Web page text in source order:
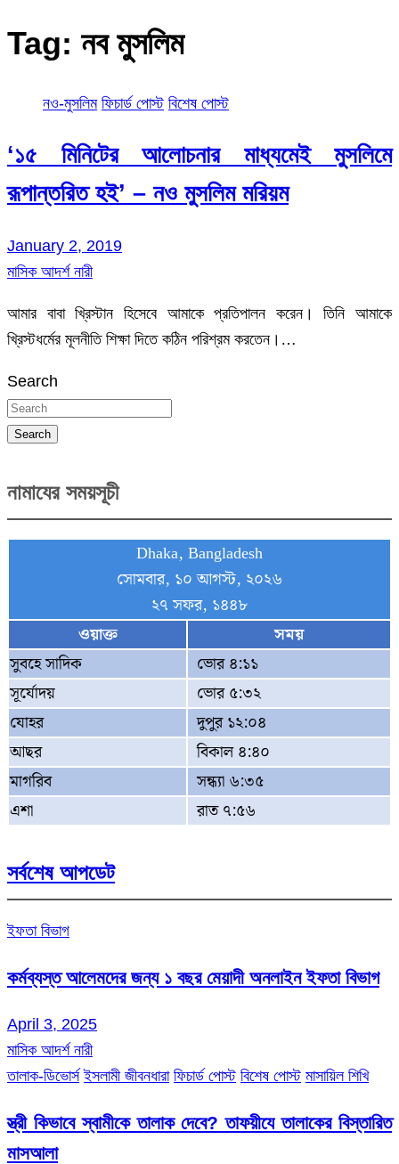
Tag: নব মুসলিম
নও-মুসলিম ফিচার্ড পোস্ট বিশেষ পোস্ট
‘১৫ মিনিটের আলোচনার মাধ্যমেই মুসলিমে
রূপান্তরিত হই’ – নও মুসলিম মরিয়ম
January 2, 2019
মাসিক আদর্শ নারী
আমার বাবা খ্রিস্টান হিসেবে আমাকে প্রতিপালন করেন। তিনি আমাকে
খ্রিস্টধর্মের মূলনীতি শিক্ষা দিতে কঠিন পরিশ্রম করতেন।…
Search
Search
নামাযের সময়সূচী
Dhaka, Bangladesh
সোমবার, ১০ আগস্ট, ২০২৬
২৭ সফর, ১৪৪৮
ওয়াক্ত
সময়
সুবহে সাদিক
ভোর ৪:১১
সূর্যোদয়
ভোর ৫:৩২
যোহর
দুপুর ১২:০৪
আছর
বিকাল ৪:৪০
মাগরিব
সন্ধ্যা ৬:৩৫
এশা
রাত ৭:৫৬
সর্বশেষ আপডেট
ইফতা বিভাগ
কর্মব্যস্ত আলেমদের জন্য ১ বছর মেয়াদী অনলাইন ইফতা বিভাগ
April 3, 2025
মাসিক আদর্শ নারী
তালাক-ডিভোর্স ইসলামী জীবনধারা ফিচার্ড পোস্ট বিশেষ পোস্ট মাসায়িল শিখি
স্ত্রী কিভাবে স্বামীকে তালাক দেবে? তাফয়ীযে তালাকের বিস্তারিত
মাসআলা